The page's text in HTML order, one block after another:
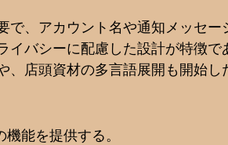
、アカウント名や通知メッセー
バシーに配慮した設計が特徴で
店頭資材の多言語展開も開始し
能を提供する。